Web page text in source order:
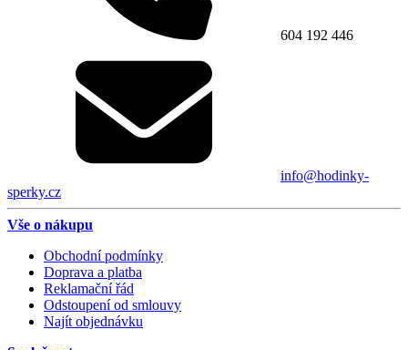
604 192 446
info@hodinky-
sperky.cz
Vše o nákupu
Obchodní podmínky
Doprava a platba
Reklamační řád
Odstoupení od smlouvy
Najít objednávku